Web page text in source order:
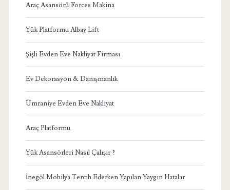
Araç Asansörü Forces Makina
Yük Platformu Albay Lift
Şişli Evden Eve Nakliyat Firması
Ev Dekorasyon & Danışmanlık
Ümraniye Evden Eve Nakliyat
Araç Platformu
Yük Asansörleri Nasıl Çalışır ?
İnegöl Mobilya Tercih Ederken Yapılan Yaygın Hatalar